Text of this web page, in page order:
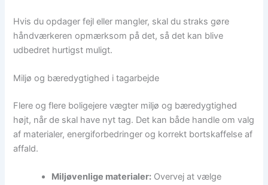
Hvis du opdager fejl eller mangler, skal du straks gøre
håndværkeren opmærksom på det, så det kan blive
udbedret hurtigst muligt.
Miljø og bæredygtighed i tagarbejde
Flere og flere boligejere vægter miljø og bæredygtighed
højt, når de skal have nyt tag. Det kan både handle om valg
af materialer, energiforbedringer og korrekt bortskaffelse af
affald.
Miljøvenlige materialer: Overvej at vælge